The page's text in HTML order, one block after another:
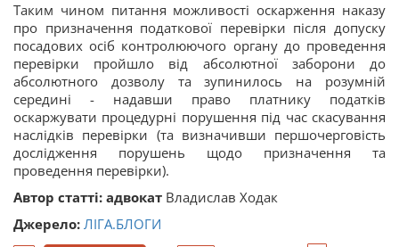
Таким чином питання можливості оскарження наказу
про призначення податкової перевірки після допуску
посадових осіб контролюючого органу до проведення
перевірки пройшло від абсолютної заборони до
абсолютного дозволу та зупинилось на розумній
середині - надавши право платнику податків
оскаржувати процедурні порушення під час скасування
наслідків перевірки (та визначивши першочерговість
дослідження порушень щодо призначення та
проведення перевірки).
Автор статті: адвокат Владислав Ходак
Джерело: ЛІГА.БЛОГИ